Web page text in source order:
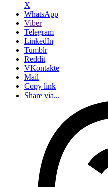
X
WhatsApp
Viber
Telegram
LinkedIn
Tumblr
Reddit
VKontakte
Mail
Copy link
Share via...